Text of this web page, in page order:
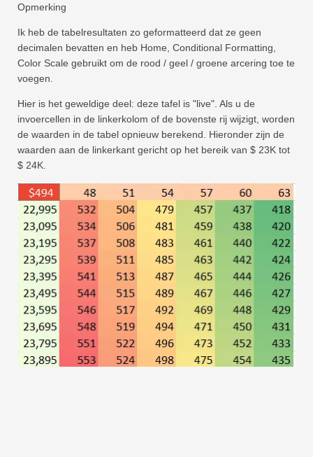
Opmerking
Ik heb de tabelresultaten zo geformatteerd dat ze geen
decimalen bevatten en heb Home, Conditional Formatting,
Color Scale gebruikt om de rood / geel / groene arcering toe te
voegen.
Hier is het geweldige deel: deze tafel is "live". Als u de
invoercellen in de linkerkolom of de bovenste rij wijzigt, worden
de waarden in de tabel opnieuw berekend. Hieronder zijn de
waarden aan de linkerkant gericht op het bereik van $ 23K tot
$ 24K.